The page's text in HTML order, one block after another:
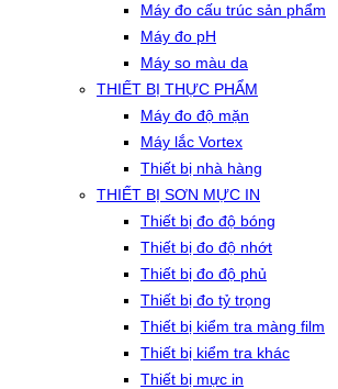
Máy đo cấu trúc sản phẩm
Máy đo pH
Máy so màu da
THIẾT BỊ THỰC PHẨM
Máy đo độ mặn
Máy lắc Vortex
Thiết bị nhà hàng
THIẾT BỊ SƠN MỰC IN
Thiết bị đo độ bóng
Thiết bị đo độ nhớt
Thiết bị đo độ phủ
Thiết bị đo tỷ trọng
Thiết bị kiểm tra màng film
Thiết bị kiểm tra khác
Thiết bị mực in